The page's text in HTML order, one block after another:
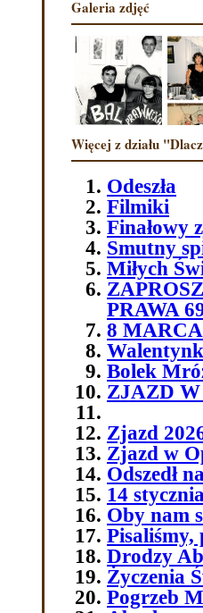
Galeria zdjęć
Więcej z działu
Odeszła
Filmiki
Finałowy
Smutny
Miłych
PRAWA
8
Bolek
ZJAZD W
Zjazd
Zjazd w
Odszedł
14
Oby nam
Pisaliśmy,
Drodzy
Życzenia
Pogrzeb